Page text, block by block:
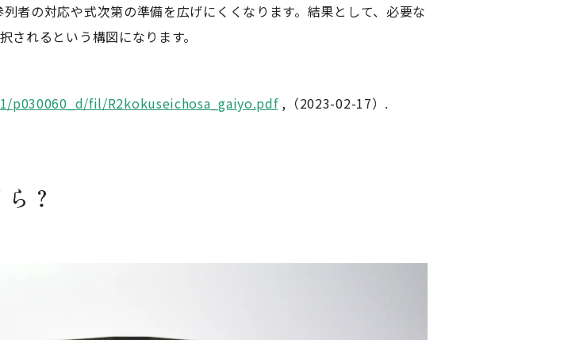
者の対応や式次第の準備を広げにくくなります。結果として、必要な
れるという構図になります。
fil/R2kokuseichosa_gaiyo.pdf,（2023-02-17）.
？